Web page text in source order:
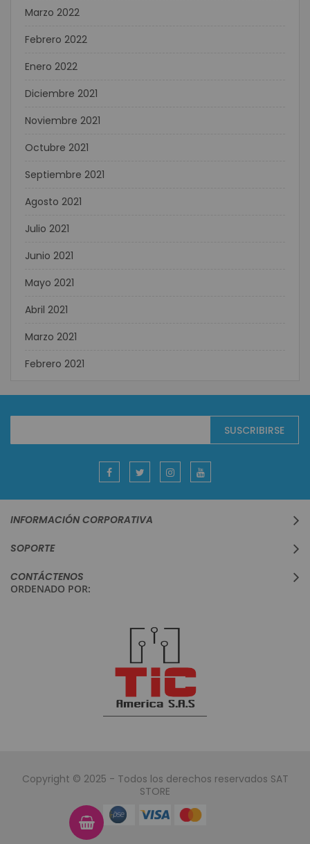
Marzo 2022
Febrero 2022
Enero 2022
Diciembre 2021
Noviembre 2021
Octubre 2021
Septiembre 2021
Agosto 2021
Julio 2021
Junio 2021
Mayo 2021
Abril 2021
Marzo 2021
Febrero 2021
boletín
SUSCRIBIRSE
INFORMACIÓN CORPORATIVA
SOPORTE
CONTÁCTENOS
ORDENADO POR:
Copyright © 2025 - Todos los derechos reservados SAT
STORE